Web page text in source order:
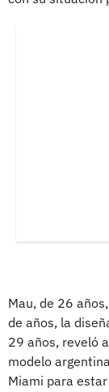
Mau, de 26
de años, la
29 años, reveló
modelo
Miami para